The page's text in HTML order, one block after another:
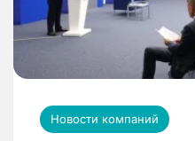
Новости компаний